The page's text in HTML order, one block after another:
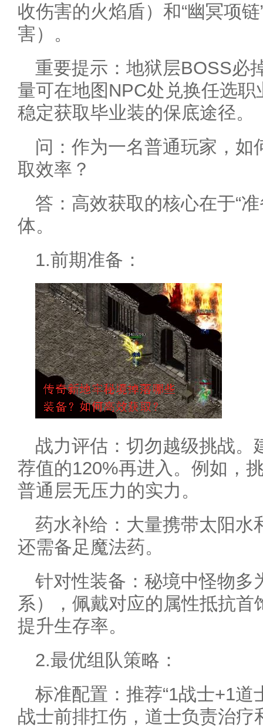
收伤害的火焰盾）和“幽冥项
害）。
重要提示：地狱层BOSS必
量可在地图NPC处兑换任选
稳定获取毕业装的保底途径。
问：作为一名普通玩家，如
取效率？
答：高效获取的核心在于“
体。
1.前期准备：
战力评估：切勿越级挑战。
荐值的120%再进入。例如，
普通层无压力的实力。
药水补给：大量携带太阳水
还需备足魔法药。
针对性装备：秘境中怪物多
系），佩戴对应的属性抵抗首
提升生存率。
2.最优组队策略：
标准配置：推荐“1战士+1道
战士前排扛伤，道士负责治疗